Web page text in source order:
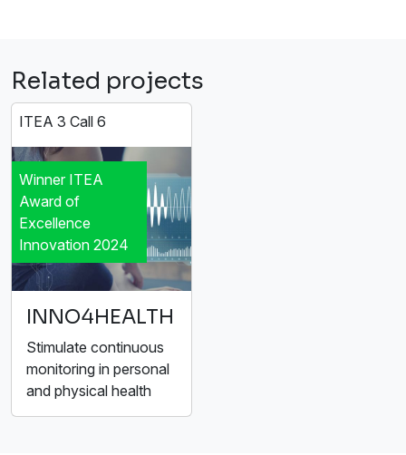
Related projects
ITEA 3 Call 6
Winner ITEA
Award of
Excellence
Innovation 2024
INNO4HEALTH
Stimulate continuous
monitoring in personal
and physical health